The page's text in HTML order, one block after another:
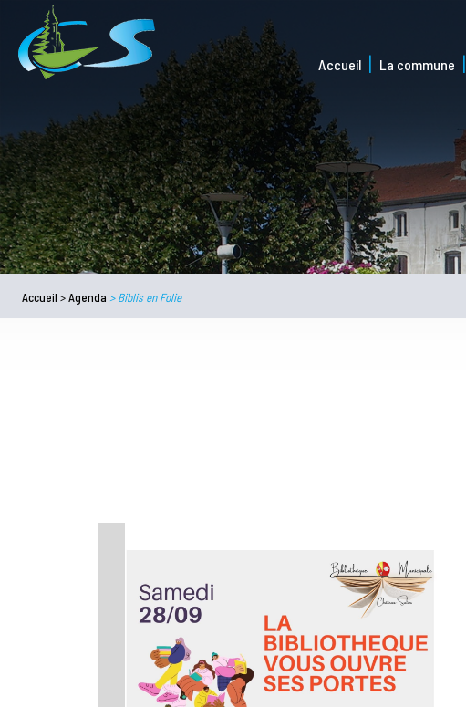
Accueil La commune
Accueil >Agenda >Biblis en Folie